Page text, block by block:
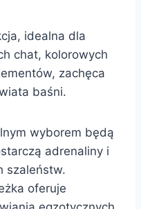
idealna dla
chat, kolorowych
zachęca
baśni.
wyborem będą
adrenaliny i
szaleństw.
oferuje